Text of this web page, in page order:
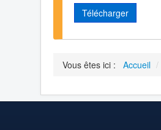
Télécharger
Vous êtes ici : Accueil /